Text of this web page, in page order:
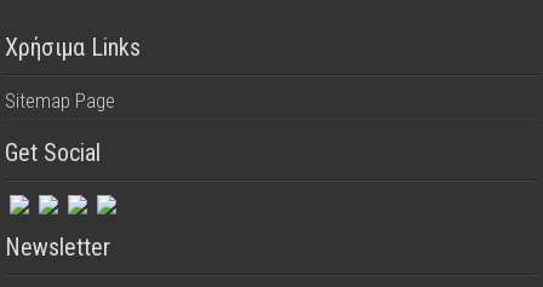
Χρήσιμα Links
Sitemap Page
Get Social
Newsletter